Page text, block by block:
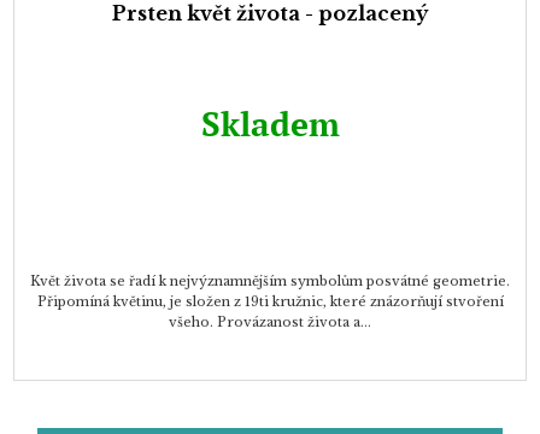
Prsten květ života - pozlacený
Skladem
Květ života se řadí k nejvýznamnějším symbolům posvátné geometrie.
Připomíná květinu, je složen z 19ti kružnic, které znázorňují stvoření
všeho. Provázanost života a...